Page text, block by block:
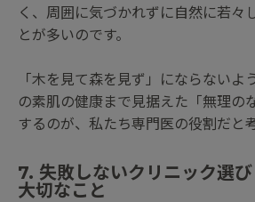
く、周囲に気づかれずに自然に若々
とが多いのです。
「木を見て森を見ず」にならないよ
の素肌の健康まで見据えた「無理の
するのが、私たち専門医の役割だと
7. 失敗しないクリニック選
大切なこと